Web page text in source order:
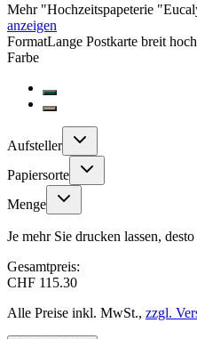
Mehr"Hochzeitspapeterie
anzeigen
FormatLange Postkarte breit
Farbe
Aufsteller
Papiersorte
Menge
Je mehr Sie drucken lassen,
Gesamtpreis:
CHF 115.30
Alle Preise inkl. MwSt., zzgl.